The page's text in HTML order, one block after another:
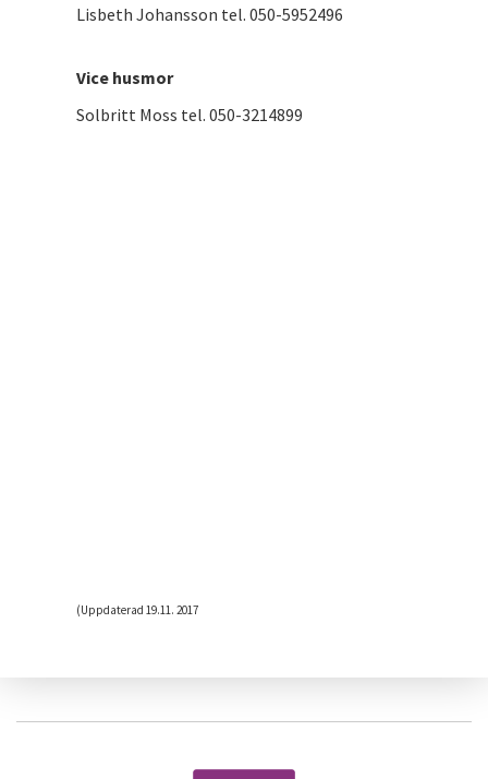
Lisbeth Johansson tel. 050-5952496
Vice husmor
Solbritt Moss tel. 050-3214899
(Uppdaterad 19.11. 2017